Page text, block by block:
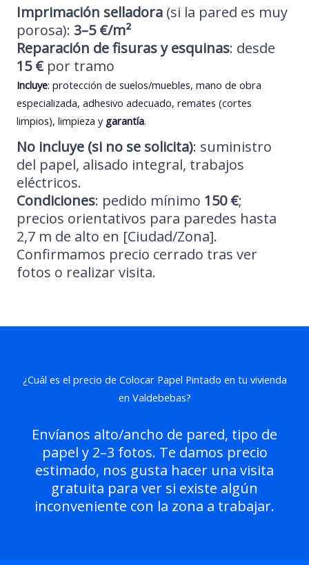
Imprimación selladora (si la pared es muy
porosa): 3–5 €/m²
Reparación de fisuras y esquinas: desde
15 €por tramo
Incluye: protección de suelos/muebles, mano de obra
especializada, adhesivo adecuado, remates (cortes
limpios), limpieza y garantía.
No incluye (si no se solicita): suministro
del papel, alisado integral, trabajos
eléctricos.
Condiciones: pedido mínimo 150 €;
precios orientativos para paredes hasta
2,7 m de alto en [Ciudad/Zona].
Confirmamos precio cerrado tras ver
fotos o realizar visita.
¿Cuál es el precio de Colocar Papel Pintado en tu vivienda
en Valdebebas?
Envíanos alto/ancho de pared, tipo de
papel y 2–3 fotos. Te damos precio
estimado, nos gusta hacer una visita
gratuita para ver si existe algún
inconveniente con la zona a trabajar.